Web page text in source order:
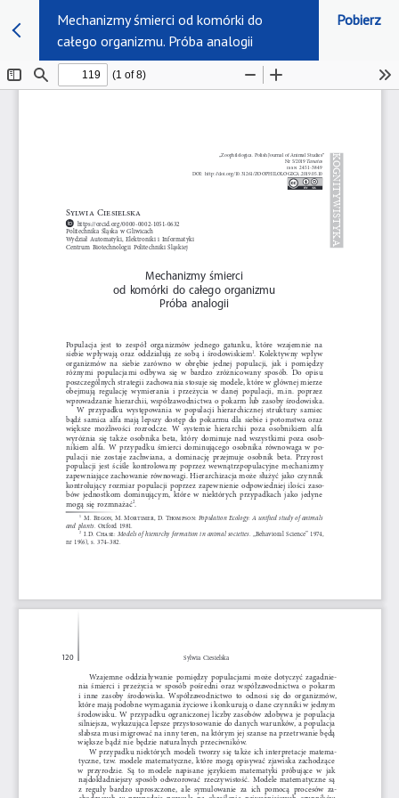
Mechanizmy śmierci od komórki do
całego organizmu. Próba analogii
Pobierz